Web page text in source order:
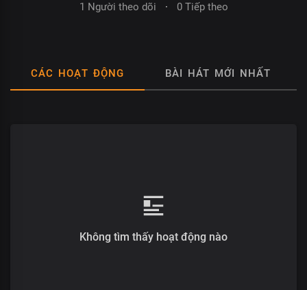
1 Người theo dõi
· 0 Tiếp theo
CÁC HOẠT ĐỘNG BÀI HÁT MỚI NHẤT
Không tìm thấy hoạt động nào